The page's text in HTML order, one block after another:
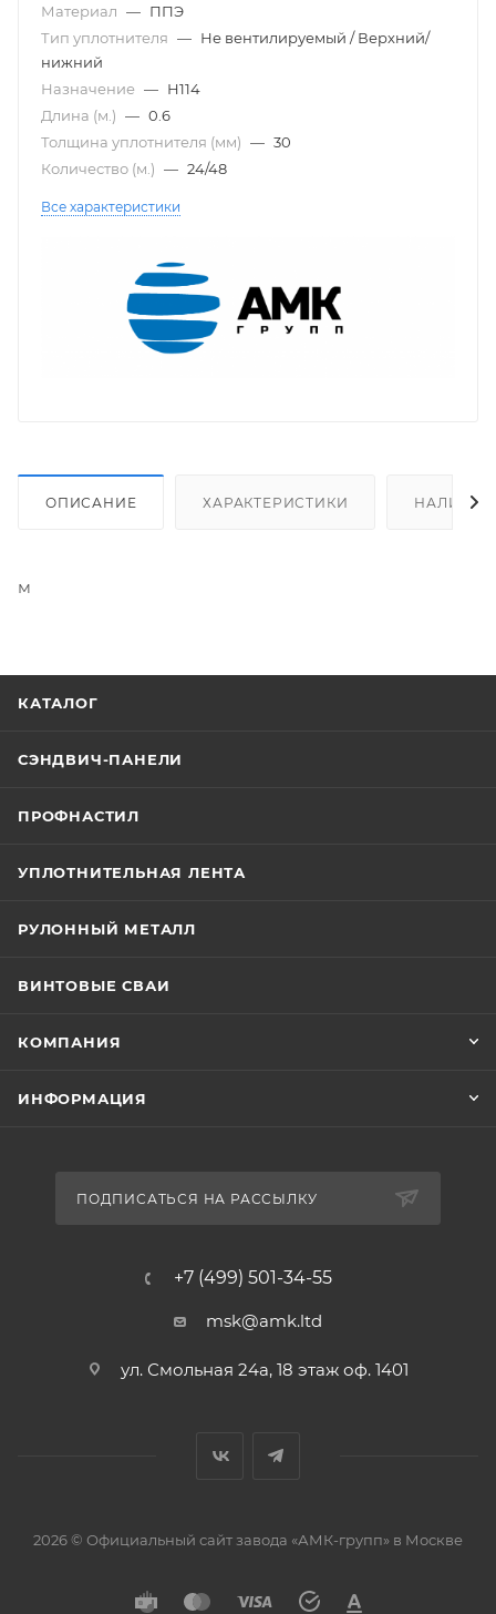
Материал — ППЭ
Тип уплотнителя — Не вентилируемый / Верхний/
нижний
Назначение — Н114
Длина (м.) — 0.6
Толщина уплотнителя (мм) — 30
Количество (м.) — 24/48
Все характеристики
ОПИСАНИЕ ХАРАКТЕРИСТИКИ НАЛИЧИЕ
м
КАТАЛОГ
СЭНДВИЧ-ПАНЕЛИ
ПРОФНАСТИЛ
УПЛОТНИТЕЛЬНАЯ ЛЕНТА
РУЛОННЫЙ МЕТАЛЛ
ВИНТОВЫЕ СВАИ
КОМПАНИЯ
ИНФОРМАЦИЯ
ПОДПИСАТЬСЯ НА РАССЫЛКУ
+7 (499) 501-34-55
msk@amk.ltd
ул. Смольная 24а, 18 этаж оф. 1401
2026 © Официальный сайт завода «АМК-групп» в Москве